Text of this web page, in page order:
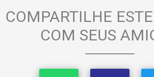
COMPARTILHE
COM SEUS